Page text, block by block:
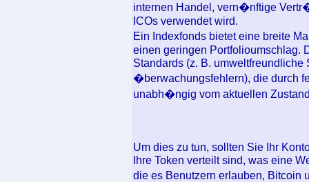
internen Handel, vern�nftige
ICOs verwendet wird.
Ein Indexfonds bietet eine breite
einen geringen Portfolioumschlag.
Standards (z. B.
�berwachungsfehlern), die durch
unabh�ngig vom aktuellen
Um dies zu tun, sollten Sie Ihr
Ihre Token verteilt sind, was eine
die es Benutzern erlauben,